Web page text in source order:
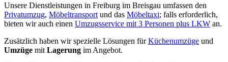
Unsere Dienstleistungen in Freiburg im Breisgau umfassen den
Privatumzug, Möbeltransport und das Möbeltaxi; falls erforderlich,
bieten wir auch einen Umzugsservice mit 3 Personen plus LKW an.
Zusätzlich haben wir spezielle Lösungen fürKüchenumzüge und
Umzüge mit Lagerung im Angebot.